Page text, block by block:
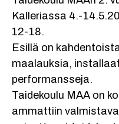
Kalleriassa 4.-
12-18.
Esillä on
maalauksia,
performansseja.
Taidekoulu MAA on
ammattiin